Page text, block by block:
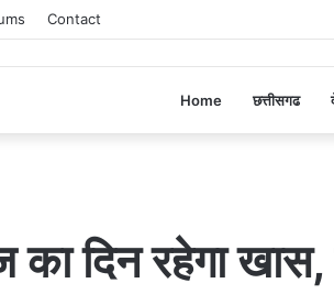
Contact
Home छत्तीसगढ
दिन रहेगा